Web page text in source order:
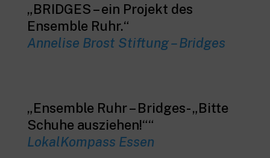
„BRIDGES – ein Projekt des
Ensemble Ruhr.“
Annelise Brost Stiftung – Bridges
„Ensemble Ruhr – Bridges- „Bitte
Schuhe ausziehen!““
LokalKompass Essen